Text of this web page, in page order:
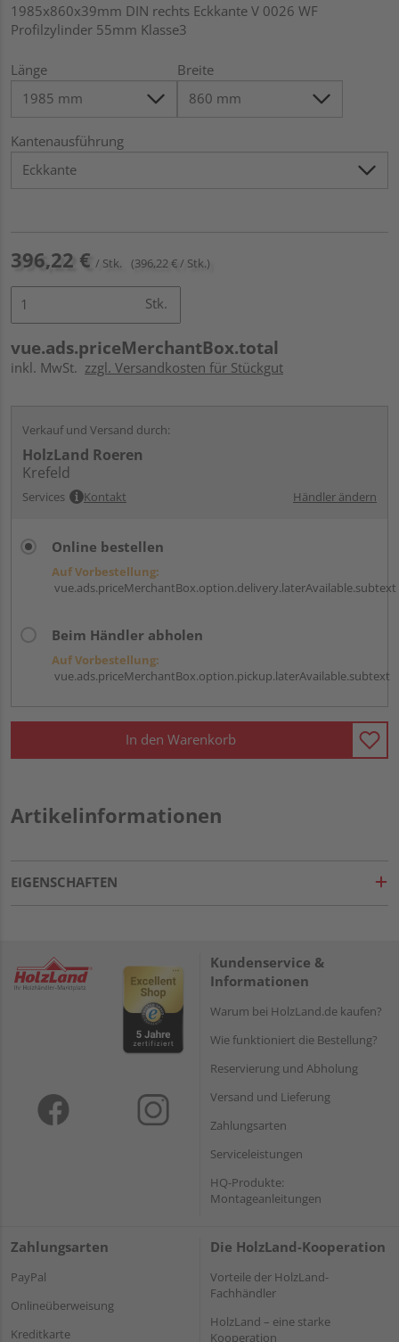
1985x860x39mm DIN rechts Eckkante V 0026 WF
Profilzylinder 55mm Klasse3
Länge Breite
Kantenausführung
396,22 € / Stk. (396,22 € / Stk.)
Stk.
vue.ads.priceMerchantBox.total
inkl. MwSt. zzgl. Versandkosten für Stückgut
Verkauf und Versand durch:
HolzLand Roeren
Krefeld
Services Kontakt Händler ändern
Online bestellen
Auf Vorbestellung:
vue.ads.priceMerchantBox.option.delivery.laterAvailable.subtext
Beim Händler abholen
Auf Vorbestellung:
vue.ads.priceMerchantBox.option.pickup.laterAvailable.subtext
In den Warenkorb
Artikelinformationen
EIGENSCHAFTEN
Kundenservice &
Informationen
Warum bei HolzLand.de kaufen?
Wie funktioniert die Bestellung?
Reservierung und Abholung
Versand und Lieferung
Zahlungsarten
Serviceleistungen
HQ-Produkte:
Montageanleitungen
Zahlungsarten
PayPal
Onlineüberweisung
Kreditkarte
Die HolzLand-Kooperation
Vorteile der HolzLand-
Fachhändler
HolzLand – eine starke
Kooperation